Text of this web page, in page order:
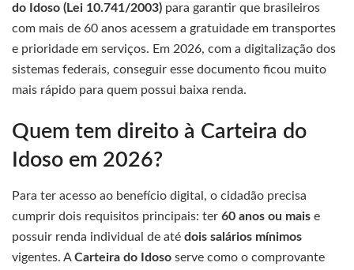
do Idoso (Lei 10.741/2003) para garantir que brasileiros
com mais de 60 anos acessem a gratuidade em transportes
e prioridade em serviços. Em 2026, com a digitalização dos
sistemas federais, conseguir esse documento ficou muito
mais rápido para quem possui baixa renda.
Quem tem direito à Carteira do
Idoso em 2026?
Para ter acesso ao benefício digital, o cidadão precisa
cumprir dois requisitos principais: ter 60 anos ou mais e
possuir renda individual de até dois salários mínimos
vigentes. ACarteira do Idoso serve como o comprovante